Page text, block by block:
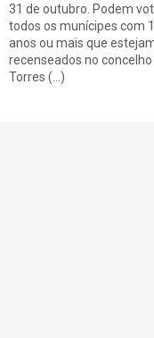
31 de outubro. Podem
todos os munícipes com
anos ou mais que
recenseados no concelho
Torres (...)